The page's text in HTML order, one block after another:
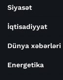
Siyasət
İqtisadiyyat
Dünya xəbərləri
Energetika